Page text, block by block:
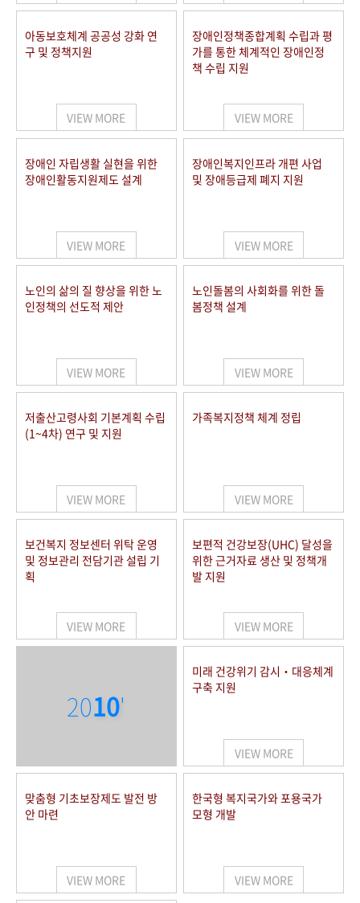
아동보호체계 공공성 강화 연
구 및 정책지원
VIEW MORE
장애인정책종합계획 수립과 평
가를 통한 체계적인 장애인정
책 수립 지원
VIEW MORE
장애인 자립생활 실현을 위한
장애인활동지원제도 설계
VIEW MORE
장애인복지인프라 개편 사업
및 장애등급제 폐지 지원
VIEW MORE
노인의 삶의 질 향상을 위한 노
인정책의 선도적 제안
VIEW MORE
노인돌봄의 사회화를 위한 돌
봄정책 설계
VIEW MORE
저출산고령사회 기본계획 수립
(1~4차) 연구 및 지원
VIEW MORE
가족복지정책 체계 정립
VIEW MORE
보건복지 정보센터 위탁 운영
및 정보관리 전담기관 설립 기
획
VIEW MORE
보편적 건강보장(UHC) 달성을
위한 근거자료 생산 및 정책개
발 지원
VIEW MORE
2010'
미래 건강위기 감시‧대응체계
구축 지원
VIEW MORE
맞춤형 기초보장제도 발전 방
안 마련
VIEW MORE
한국형 복지국가와 포용국가
모형 개발
VIEW MORE